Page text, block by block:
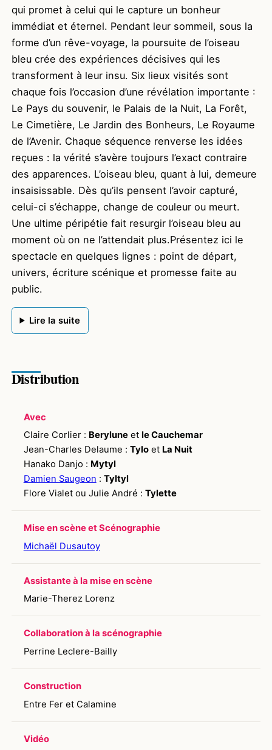
qui promet à celui qui le capture un bonheur
immédiat et éternel. Pendant leur sommeil, sous la
forme d’un rêve-voyage, la poursuite de l’oiseau
bleu crée des expériences décisives qui les
transforment à leur insu. Six lieux visités sont
chaque fois l’occasion d’une révélation importante :
Le Pays du souvenir, le Palais de la Nuit, La Forêt,
Le Cimetière, Le Jardin des Bonheurs, Le Royaume
de l’Avenir. Chaque séquence renverse les idées
reçues : la vérité s’avère toujours l’exact contraire
des apparences. L’oiseau bleu, quant à lui, demeure
insaisissable. Dès qu’ils pensent l’avoir capturé,
celui-ci s’échappe, change de couleur ou meurt.
Une ultime péripétie fait resurgir l’oiseau bleu au
moment où on ne l’attendait plus.Présentez ici le
spectacle en quelques lignes : point de départ,
univers, écriture scénique et promesse faite au
public.
Lire la suite
Distribution
Avec
Claire Corlier : Beryluneet le Cauchemar
Jean-Charles Delaume : Tyloet La Nuit
Hanako Danjo : Mytyl
Damien Saugeon : Tyltyl
Flore Vialet ou Julie André : Tylette
Mise en scène et Scénographie
Michaël Dusautoy
Assistante à la mise en scène
Marie-Therez Lorenz
Collaboration à la scénographie
Perrine Leclere-Bailly
Construction
Entre Fer et Calamine
Vidéo